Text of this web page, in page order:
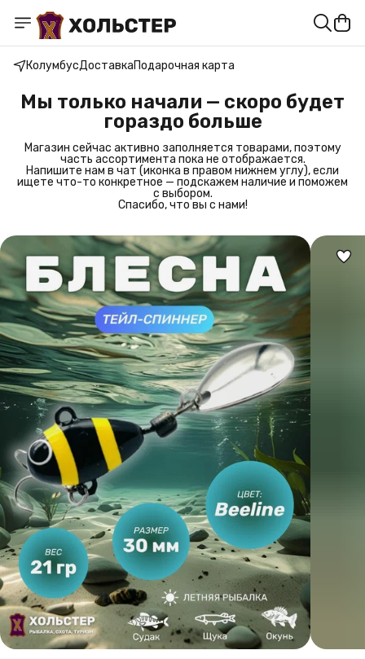
КолумбусДоставкаПодарочная карта
Мы только начали — скоро будет
гораздо больше
Магазин сейчас активно заполняется товарами, поэтому
часть ассортимента пока не отображается.
Напишите нам в чат (иконка в правом нижнем углу), если
ищете что-то конкретное — подскажем наличие и поможем
с выбором.
Спасибо, что вы с нами!